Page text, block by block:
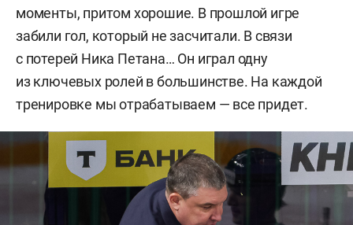
моменты, притом хорошие. В прошлой игре
забили гол, который не засчитали. В связи
с потерей Ника Петана… Он играл одну
из ключевых ролей в большинстве. На каждой
тренировке мы отрабатываем — все придет.